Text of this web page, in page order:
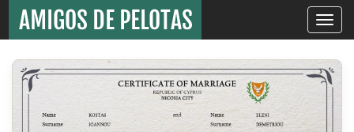
Toggle